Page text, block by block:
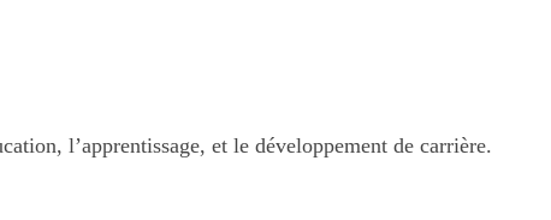
l’apprentissage, et le développement de carrière.